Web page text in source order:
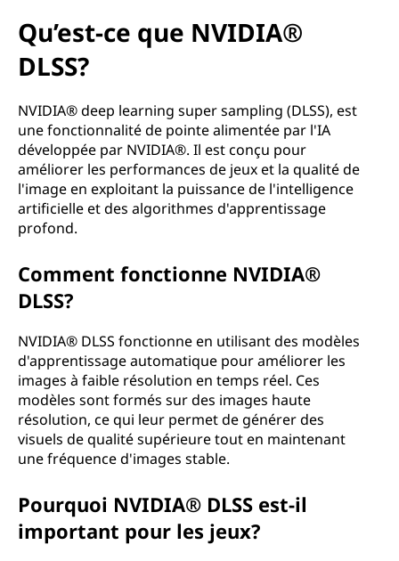
Qu’est-ce que NVIDIA®
DLSS?
NVIDIA® deep learning super sampling (DLSS), est
une fonctionnalité de pointe alimentée par l'IA
développée par NVIDIA®. Il est conçu pour
améliorer les performances de jeux et la qualité de
l'image en exploitant la puissance de l'intelligence
artificielle et des algorithmes d'apprentissage
profond.
Comment fonctionne NVIDIA®
DLSS?
NVIDIA® DLSS fonctionne en utilisant des modèles
d'apprentissage automatique pour améliorer les
images à faible résolution en temps réel. Ces
modèles sont formés sur des images haute
résolution, ce qui leur permet de générer des
visuels de qualité supérieure tout en maintenant
une fréquence d'images stable.
Pourquoi NVIDIA® DLSS est-il
important pour les jeux?